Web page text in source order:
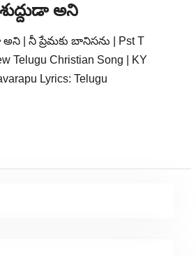
అని
| నీ ప్రేమకు బానిసను | Pst T
Telugu Christian Song | KY
Lyrics: Telugu